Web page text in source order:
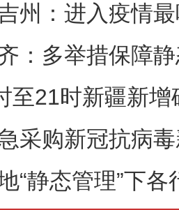
州：进入疫情
：多举措保障
至21时新疆新
采购新冠抗病
“静态管理”下